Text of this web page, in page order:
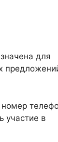
для
номер
участие в